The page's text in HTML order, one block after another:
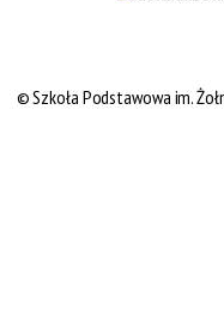
©Szkoła Podstawowa im.